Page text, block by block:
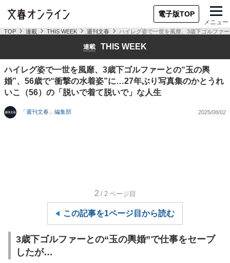
電子版TOP
メニュー
TOP 連載 THIS WEEK 週刊文春 ハイレグ姿で一世を風靡、3歳下ゴルファ
連載 THIS WEEK
ハイレグ姿で一世を風靡、3歳下ゴルファーとの“玉の輿
婚”、56歳で“衝撃の水着姿”に…27年ぶり写真集のかとうれ
いこ（56）の「脱いで着て脱いで」な人生
「週刊文春」編集部 2025/08/02
2 /2 ページ目
この記事を1ページ目から読む
3歳下ゴルファーとの“玉の輿婚”で仕事をセーブ
したが…